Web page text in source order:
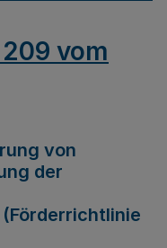
vom
von
der